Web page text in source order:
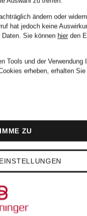
ändern oder
hat jedoch keine
Daten. Sie können hier den
Tools und der Verwendung
erheben, erhalten
ZU